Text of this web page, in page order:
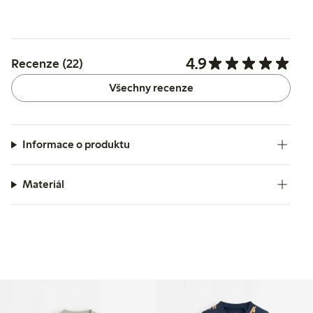
Recenze (22) 4.9
Všechny recenze
Informace o produktu
Materiál